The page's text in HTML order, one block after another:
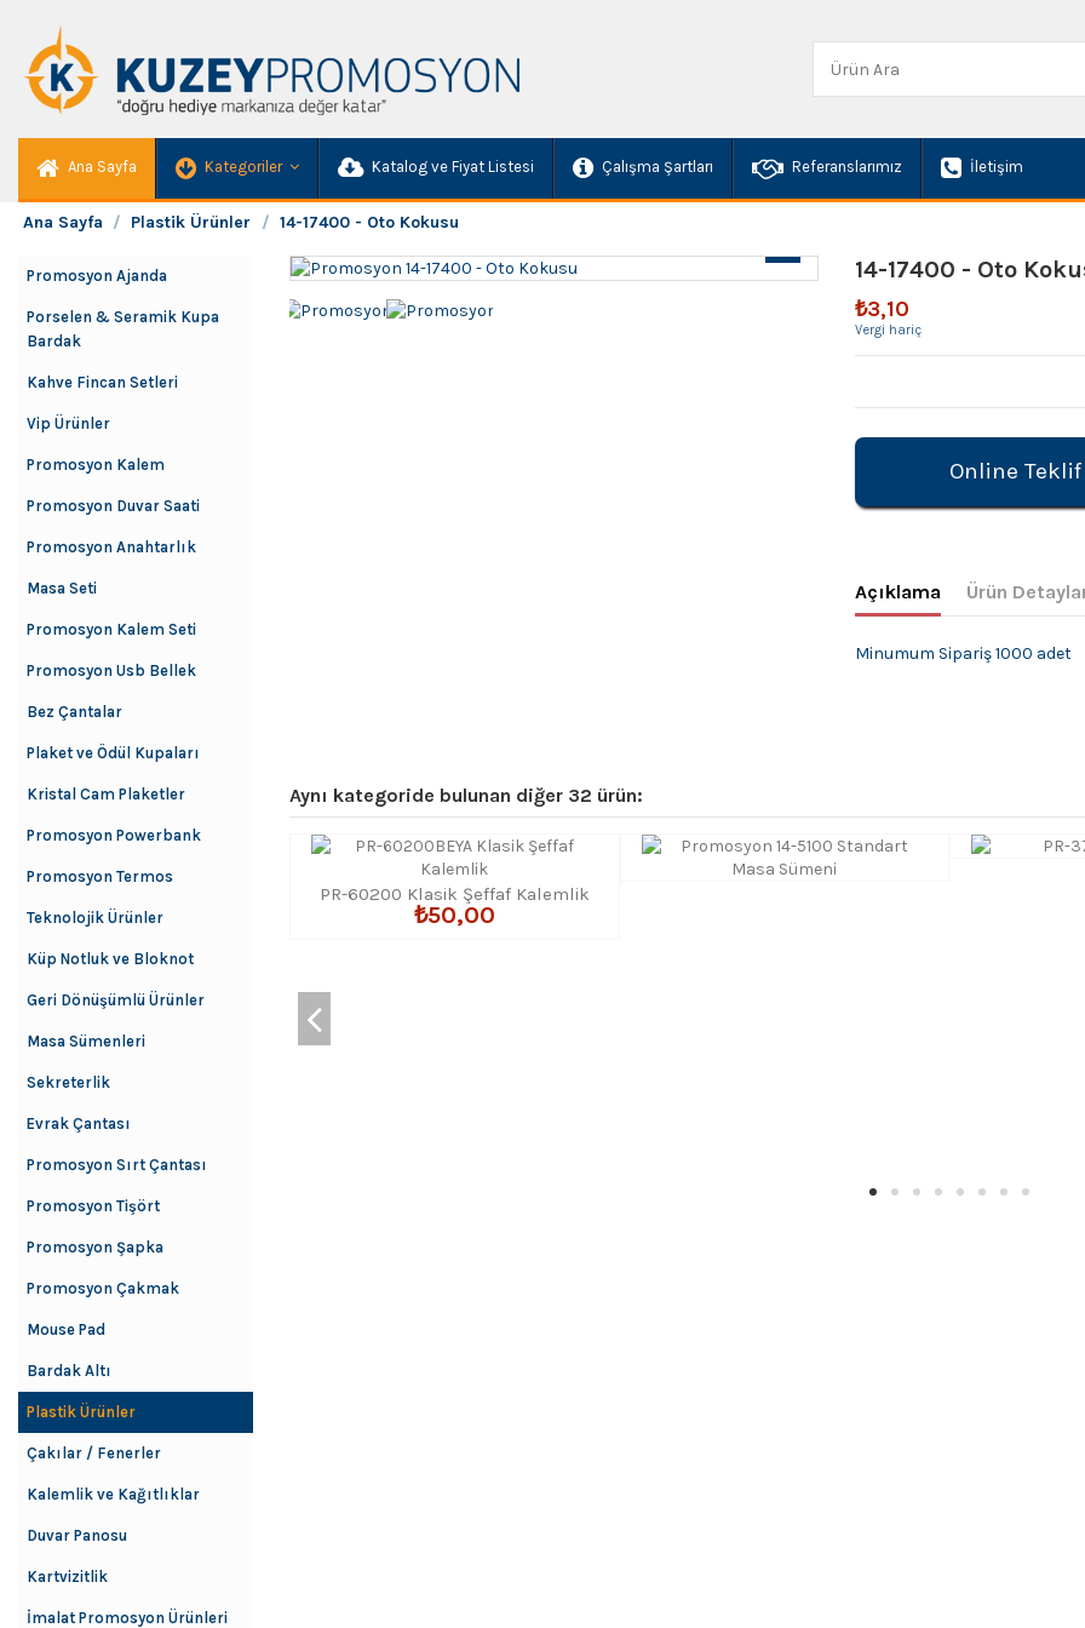
Ana Sayfa Kategoriler Katalog ve Fiyat Listesi Çalışma Şartları Referanslarımız İletişim
Ana Sayfa Plastik Ürünler 14-17400 - Oto Kokusu
14-17400 - Oto
₺3,10
Vergi hariç
Online Teklif
Açıklama Ürün
Minumum Sipariş 1000 adet
Aynı kategoride bulunan diğer 32 ürün:
PR-60200 Klasik Şeffaf Kalemlik
₺50,00
Promosyon Ajanda
Porselen & Seramik Kupa
Bardak
Kahve Fincan Setleri
Vip Ürünler
Promosyon Kalem
Promosyon Duvar Saati
Promosyon Anahtarlık
Masa Seti
Promosyon Kalem Seti
Promosyon Usb Bellek
Bez Çantalar
Plaket ve Ödül Kupaları
Kristal Cam Plaketler
Promosyon Powerbank
Promosyon Termos
Teknolojik Ürünler
Küp Notluk ve Bloknot
Geri Dönüşümlü Ürünler
Masa Sümenleri
Sekreterlik
Evrak Çantası
Promosyon Sırt Çantası
Promosyon Tişört
Promosyon Şapka
Promosyon Çakmak
Mouse Pad
Bardak Altı
Plastik Ürünler
Çakılar / Fenerler
Kalemlik ve Kağıtlıklar
Duvar Panosu
Kartvizitlik
İmalat Promosyon Ürünleri